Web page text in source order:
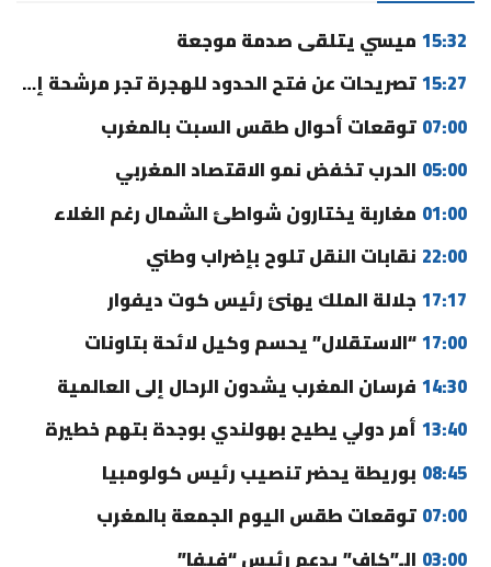
15:32 ميسي يتلقى صدمة موجعة
15:27تصريحات عن فتح الحدود للهجرة تجر مرشحة إلى القضاء
07:00 توقعات أحوال طقس السبت بالمغرب
05:00 الحرب تخفض نمو الاقتصاد المغربي
01:00 مغاربة يختارون شواطئ الشمال رغم الغلاء
22:00 نقابات النقل تلوح بإضراب وطني
17:17 جلالة الملك يهنئ رئيس كوت ديفوار
17:00“الاستقلال” يحسم وكيل لائحة بتاونات
14:30 فرسان المغرب يشدون الرحال إلى العالمية
13:40 أمر دولي يطيح بهولندي بوجدة بتهم خطيرة
08:45 بوريطة يحضر تنصيب رئيس كولومبيا
07:00 توقعات طقس اليوم الجمعة بالمغرب
03:00 الـ”كاف” يدعم رئيس “فيفا”